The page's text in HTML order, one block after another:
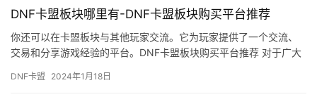
DNF卡盟板块哪里有-DNF卡盟板块购买平台推荐
你还可以在卡盟板块与其他玩家交流。它为玩家提供了一个交流、
交易和分享游戏经验的平台。DNF卡盟板块购买平台推荐 对于广大
DNF卡盟 2024年1月18日